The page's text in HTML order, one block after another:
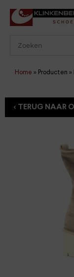
Home » Producten »